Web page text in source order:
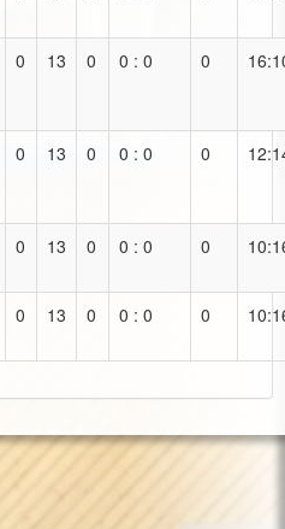
0 13 0 0 : 0 0
0 13 0 0 : 0 0
0 13 0 0 : 0 0
0 13 0 0 : 0 0